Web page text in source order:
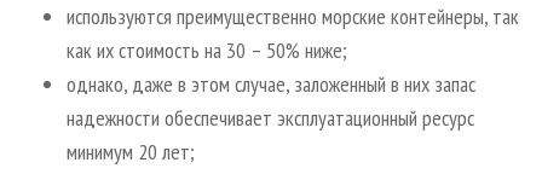
используются преимущественно морские контейнеры, так
как их стоимость на 30 – 50% ниже;
однако, даже в этом случае, заложенный в них запас
надежности обеспечивает эксплуатационный ресурс
минимум 20 лет;